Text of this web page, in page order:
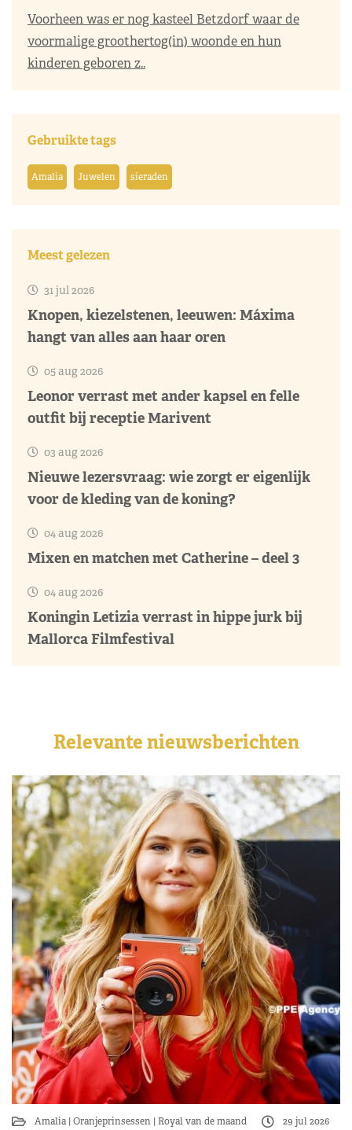
Voorheen was er nog kasteel Betzdorf waar de
voormalige groothertog(in) woonde en hun
kinderen geboren z..
Gebruikte tags
Amalia Juwelen sieraden
Meest gelezen
31 jul 2026
Knopen, kiezelstenen, leeuwen: Máxima
hangt van alles aan haar oren
05 aug 2026
Leonor verrast met ander kapsel en felle
outfit bij receptie Marivent
03 aug 2026
Nieuwe lezersvraag: wie zorgt er eigenlijk
voor de kleding van de koning?
04 aug 2026
Mixen en matchen met Catherine – deel 3
04 aug 2026
Koningin Letizia verrast in hippe jurk bij
Mallorca Filmfestival
Relevante nieuwsberichten
Amalia Oranjeprinsessen Royal van de maand 29 jul 2026